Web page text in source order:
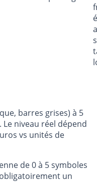
barres grises) à 5
niveau réel dépend
vs unités de
de 0 à 5 symboles
un